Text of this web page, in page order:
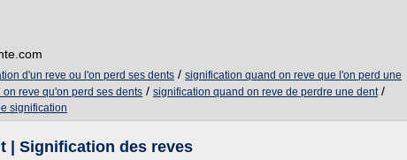
d'un reve ou l'on perd ses dents / signification quand on reve que l'on perd une
reve qu'on perd ses dents / signification quand on reve de perdre une dent/
signification
| Signification des reves